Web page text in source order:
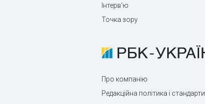
Інтерв'ю
Точка зору
Про компанію
Редакційна політика і стандарти